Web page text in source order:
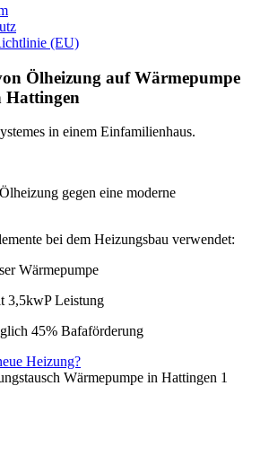
(EU)
Ölheizung auf Wärmepumpe
Hattingen
in einem Einfamilienhaus.
gegen eine moderne
bei dem Heizungsbau verwendet:
Wärmepumpe
3,5kwP Leistung
45% Bafaförderung
Heizung?